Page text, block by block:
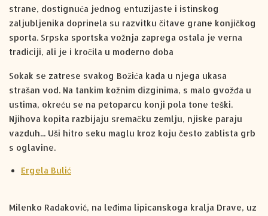
strane, dostignuća jednog entuzijaste i istinskog
zaljubljenika doprinela su razvitku čitave grane konjičkog
sporta. Srpska sportska vožnja zaprega ostala je verna
tradiciji, ali je i kročila u moderno doba
Sokak se zatrese svakog Božića kada u njega ukasa
strašan vod. Na tankim kožnim dizginima, s malo gvožđa u
ustima, okreću se na petoparcu konji pola tone teški.
Njihova kopita razbijaju sremačku zemlju, njiske paraju
vazduh... Uši hitro seku maglu kroz koju često zablista grb
s oglavine.
Ergela Bulić
Milenko Radaković, na leđima lipicanskoga kralja Drave, uz